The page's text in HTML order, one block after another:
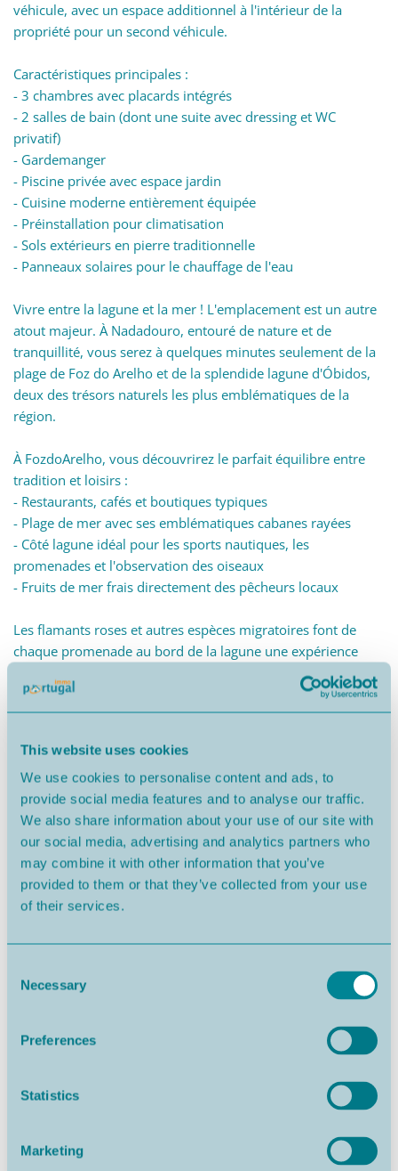
This website uses cookies
We use cookies to personalise content and ads, to
provide social media features and to analyse our traffic.
We also share information about your use of our site with
our social media, advertising and analytics partners who
may combine it with other information that you’ve
provided to them or that they’ve collected from your use
of their services.
Selection
Necessary
Preferences
Statistics
Marketing
véhicule, avec un espace additionnel à l'intérieur de la
propriété pour un second véhicule.
Caractéristiques principales :
- 3 chambres avec placards intégrés
- 2 salles de bain (dont une suite avec dressing et WC
privatif)
- Gardemanger
- Piscine privée avec espace jardin
- Cuisine moderne entièrement équipée
- Préinstallation pour climatisation
- Sols extérieurs en pierre traditionnelle
- Panneaux solaires pour le chauffage de l'eau
Vivre entre la lagune et la mer ! L'emplacement est un autre
atout majeur. À Nadadouro, entouré de nature et de
tranquillité, vous serez à quelques minutes seulement de la
plage de Foz do Arelho et de la splendide lagune d'Óbidos,
deux des trésors naturels les plus emblématiques de la
région.
À FozdoArelho, vous découvrirez le parfait équilibre entre
tradition et loisirs :
- Restaurants, cafés et boutiques typiques
- Plage de mer avec ses emblématiques cabanes rayées
- Côté lagune idéal pour les sports nautiques, les
promenades et l'observation des oiseaux
- Fruits de mer frais directement des pêcheurs locaux
Les flamants roses et autres espèces migratoires font de
chaque promenade au bord de la lagune une expérience
À quelques minutes également se trouve Caldas da Rainha,
vous avez besoin au quotidien :
- Centres commerciaux
- Cafés et restaurants
- Activités culturelles et événements tout au long de l'année
- L'un des marchés en plein air les plus célèbres du Portugal
Une maison idéale comme seconde résidence, habitation
permanente ou investissement avec un excellent potentiel
Un bien SIMPLELIFEHOMEBUYER - Disponible exclusivement
via le groupe LeisureLaunch, cette villa bénéficie du service
d'expérience à accompagner des acheteurs internationaux
pour faire de leurs rêves une réalité. De la première visite à
l'accompagnement dédié de votre «Client Navigator»,
Une équipe. Un standard. Une solution simple.
Votre vie plus simple commence ici.